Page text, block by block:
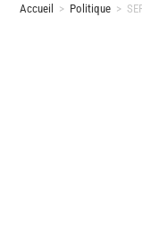
Accueil > Politique >